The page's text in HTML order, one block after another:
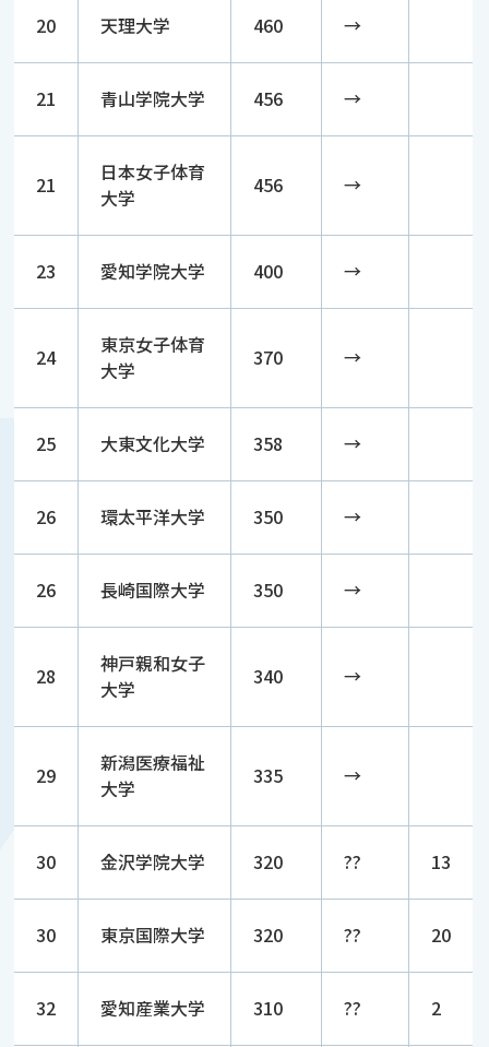
20 天理大学 460 →
21 青山学院大学 456 →
21
日本女子体育
大学
456 →
23 愛知学院大学 400 →
24
東京女子体育
大学
370 →
25 大東文化大学 358 →
26 環太平洋大学 350 →
26 長崎国際大学 350 →
28
神戸親和女子
大学
340 →
29
新潟医療福祉
大学
335 →
30 金沢学院大学 320 ?? 13
30 東京国際大学 320 ?? 20
32 愛知産業大学 310 ?? 2